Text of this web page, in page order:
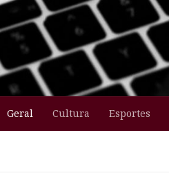
Geral Cultura Esportes